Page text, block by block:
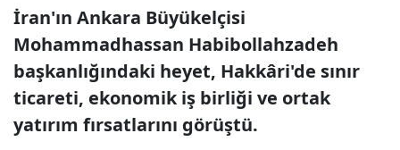
İran'ın Ankara Büyükelçisi
Mohammadhassan Habibollahzadeh
başkanlığındaki heyet, Hakkâri'de sınır
ticareti, ekonomik iş birliği ve ortak
yatırım fırsatlarını görüştü.